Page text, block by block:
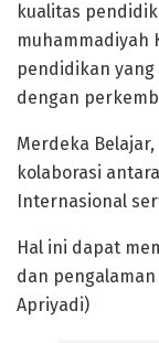
kualitas
muhammadiyah
pendidikan
dengan
Merdeka
kolaborasi
Internasional
Hal ini dapat
dan
Apriyadi)